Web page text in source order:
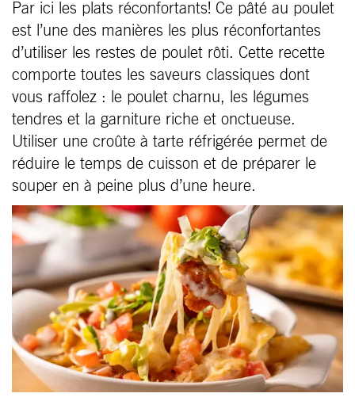
Par ici les plats réconfortants! Ce pâté au poulet
est l’une des manières les plus réconfortantes
d’utiliser les restes de poulet rôti. Cette recette
comporte toutes les saveurs classiques dont
vous raffolez : le poulet charnu, les légumes
tendres et la garniture riche et onctueuse.
Utiliser une croûte à tarte réfrigérée permet de
réduire le temps de cuisson et de préparer le
souper en à peine plus d’une heure.